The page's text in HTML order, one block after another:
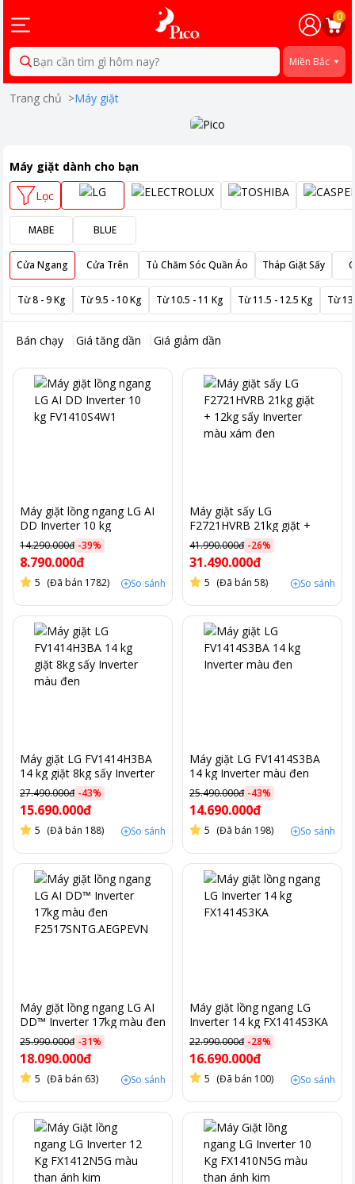
0
Bạn cần tìm gì hôm nay? Miền Bắc
Trang chủ >Máy giặt
Máy giặt dành cho bạn
Lọc
MABE BLUE
Cửa Ngang Cửa Trên Tủ Chăm Sóc Quần Áo Tháp Giặt Sấy
Từ 8 - 9 Kg Từ 9.5 - 10 Kg Từ 10.5 - 11 Kg Từ 11.5 - 12.5 Kg Từ
Bán chạy Giá tăng dần Giá giảm dần
Máy giặt lồng ngang LG AI
DD Inverter 10 kg
FV1410S4W1
14.290.000đ -39%
8.790.000đ
5 (Đã bán 1782) So sánh
Máy giặt sấy LG
F2721HVRB 21kg giặt +
12kg sấy Inverter màu xám
đen
41.990.000đ -26%
31.490.000đ
5 (Đã bán 58) So sánh
Máy giặt LG FV1414H3BA
14 kg giặt 8kg sấy Inverter
màu đen
27.490.000đ -43%
15.690.000đ
5 (Đã bán 188) So sánh
Máy giặt LG FV1414S3BA
14 kg Inverter màu đen
25.490.000đ -43%
14.690.000đ
5 (Đã bán 198) So sánh
Máy giặt lồng ngang LG AI
DD™ Inverter 17kg màu đen
F2517SNTG.AEGPEVN
25.990.000đ -31%
18.090.000đ
5 (Đã bán 63) So sánh
Máy giặt lồng ngang LG
Inverter 14 kg FX1414S3KA
22.990.000đ -28%
16.690.000đ
5 (Đã bán 100) So sánh